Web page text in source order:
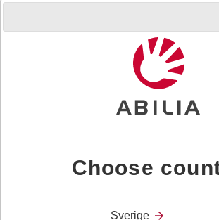
Lader Lightwriter / Micro Voice
Choose
Sverige